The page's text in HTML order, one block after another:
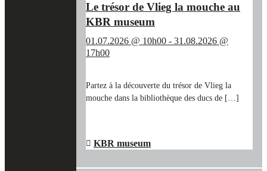
ET
AU
Le trésor de Vlieg la mouche au
KBR museum
01.07.2026 @ 10h00 - 31.08.2026 @
17h00
Partez à la découverte du trésor de Vlieg la
mouche dans la bibliothèque des ducs de […]
LA
KBR museum